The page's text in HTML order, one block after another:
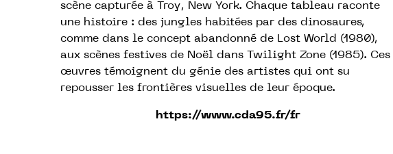
scène capturée à Troy, New York. Chaque tableau raconte
une histoire : des jungles habitées par des dinosaures,
comme dans le concept abandonné de Lost World (1980),
aux scènes festives de Noël dans Twilight Zone (1985). Ces
œuvres témoignent du génie des artistes qui ont su
repousser les frontières visuelles de leur époque.
https://www.cda95.fr/fr